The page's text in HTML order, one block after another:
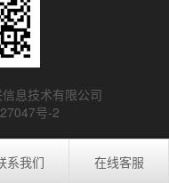
息技术有限公司
号-2
系我们 在线客服